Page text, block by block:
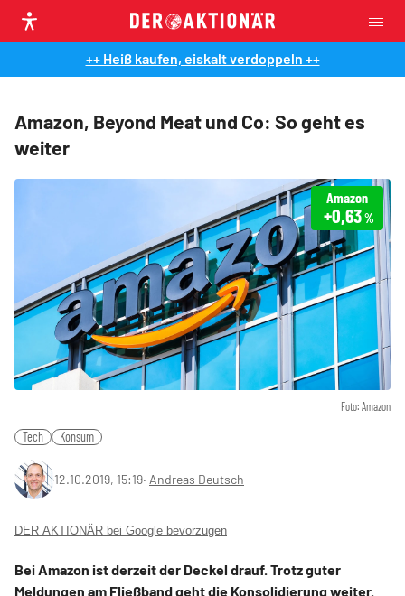
++ Heiß kaufen, eiskalt verdoppeln ++
Amazon, Beyond Meat und Co: So geht es
weiter
Foto: Amazon
Amazon
+0,63%
Tech Konsum
12.10.2019, 15:19‧ Andreas Deutsch
DER AKTIONÄR bei Google bevorzugen
Bei Amazon ist derzeit der Deckel drauf. Trotz guter
Meldungen am Fließband geht die Konsolidierung weiter.